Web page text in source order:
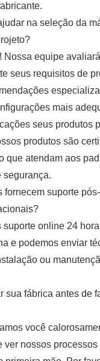
na seleção da
Nossa equipe avaliará
seus requisitos de
mais
seus produtos
produtos são
que atendam aos
segurança.
fornecem suporte
suporte online 24
e podemos enviar
ou
sua fábrica antes de
você
ver nossos